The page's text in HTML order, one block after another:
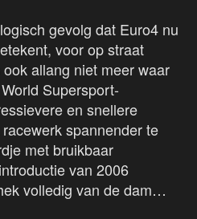
gevolg dat Euro4 nu
voor op straat
allang niet meer waar
Supersport-
en snellere
spannender te
met bruikbaar
van 2006
volledig van de dam…